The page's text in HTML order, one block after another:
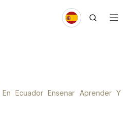
Ecuador Ensenar Aprender Y